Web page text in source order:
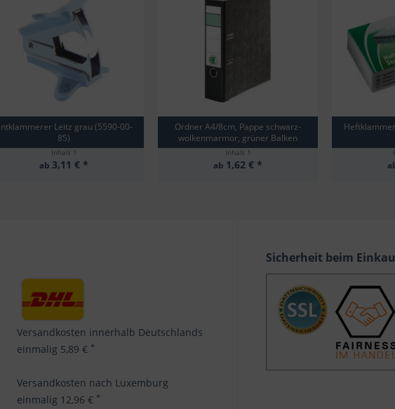
Leitz grau (5590-00-
85)
Inhalt 1
ab 3,11 € *
Ordner A4/8cm, Pappe schwarz-
wolkenmarmor, grüner Balken
Inhalt 1
ab 1,62 € *
Versandkosten innerhalb Deutschlands
einmalig 5,89 € *
Versandkosten nach Luxemburg
einmalig 12,96 € *
Sicherheit beim